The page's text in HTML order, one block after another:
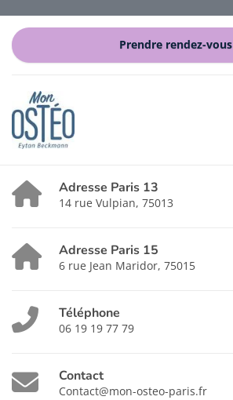
Prendre rendez-vous
Adresse Paris 13
14 rue Vulpian, 75013
Adresse Paris 15
6 rue Jean Maridor, 75015
Téléphone
06 19 19 77 79
Contact
Contact@mon-osteo-paris.fr